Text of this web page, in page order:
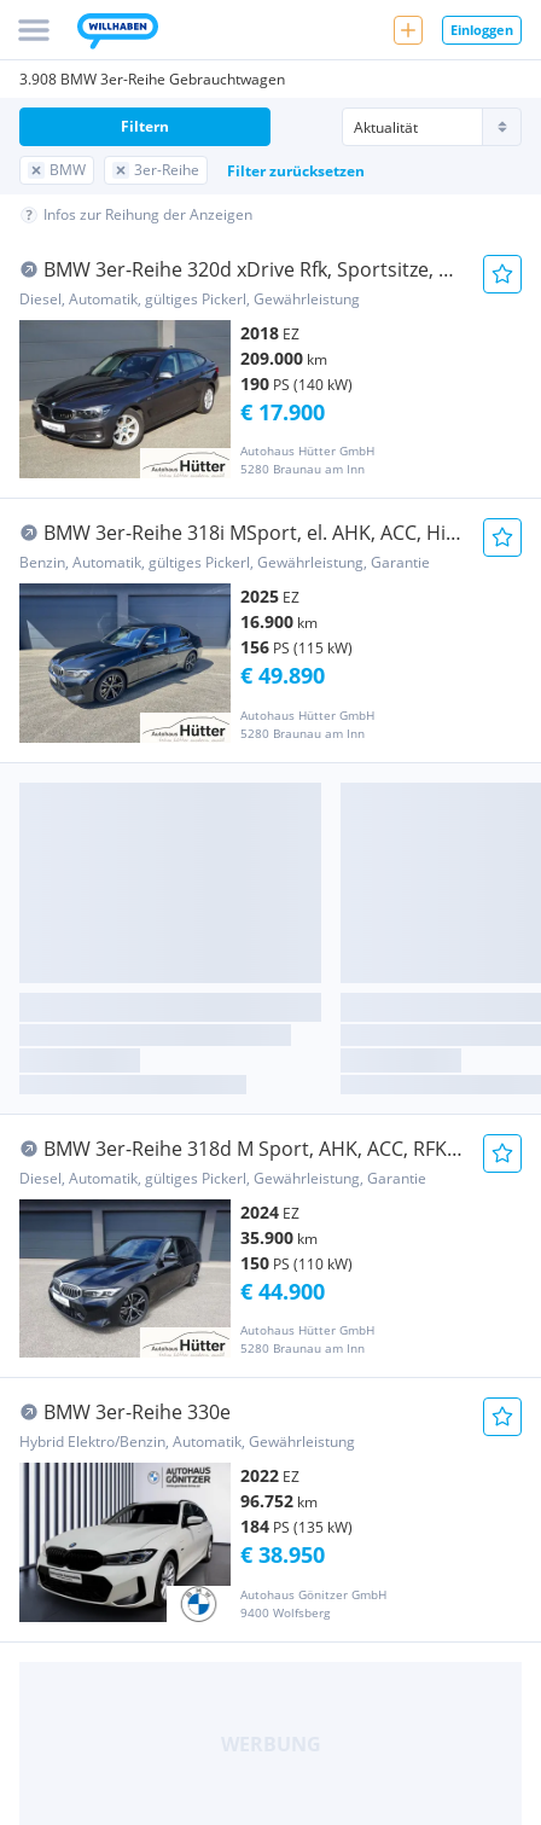
Einloggen
3.908 BMW 3er-Reihe Gebrauchtwagen
BMW 3er-Reihe Filter zurücksetzen
Filtern
Infos zur Reihung der Anzeigen
BMW 3er-Reihe 320d xDrive Rfk, Sportsitze, M-
Lenkrad, Ö-Paket
Diesel, Automatik, gültiges Pickerl, Gewährleistung
2018 EZ
209.000 km
190 PS (140 kW)
Autohaus Hütter GmbH
5280 Braunau am Inn
€ 17.900
BMW 3er-Reihe 318i MSport, el. AHK, ACC, HiFi,
Metall, Lenk-Hzg
Benzin, Automatik, gültiges Pickerl, Gewährleistung, Garantie
2025 EZ
16.900 km
156 PS (115 kW)
Autohaus Hütter GmbH
5280 Braunau am Inn
€ 49.890
BMW 3er-Reihe 318d M Sport, AHK, ACC, RFK,
Komfortzugang
Diesel, Automatik, gültiges Pickerl, Gewährleistung, Garantie
2024 EZ
35.900 km
150 PS (110 kW)
Autohaus Hütter GmbH
5280 Braunau am Inn
€ 44.900
BMW 3er-Reihe 330e
Hybrid Elektro/Benzin, Automatik, Gewährleistung
2022 EZ
96.752 km
184 PS (135 kW)
Autohaus Gönitzer GmbH
9400 Wolfsberg
€ 38.950